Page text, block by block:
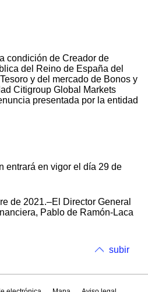
condición de Creador de
del Reino de España del
y del mercado de Bonos y
Citigroup Global Markets
presentada por la entidad
entrará en vigor el día 29 de
de 2021.–El Director General
Pablo de Ramón-Laca
subir